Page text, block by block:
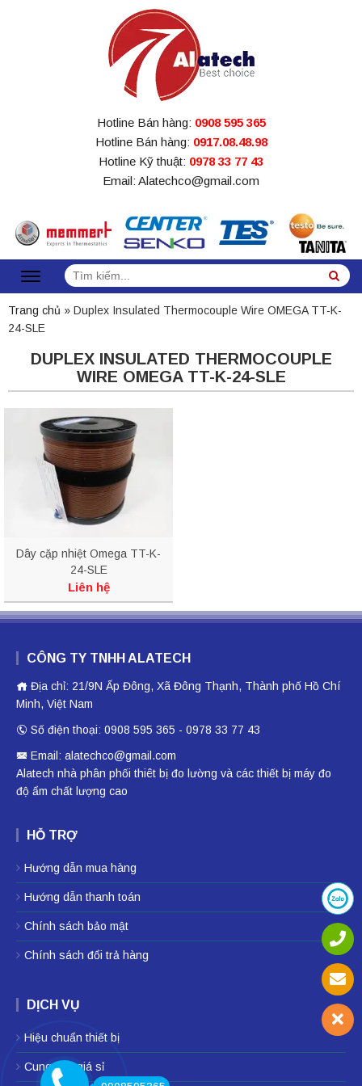
Hotline Bán hàng: 0908 595 365
Hotline Bán hàng: 0917.08.48.98
Hotline Kỹ thuật: 0978 33 77 43
Email: Alatechco@gmail.com
Tìm
kiếm:
Trang chủ » Duplex Insulated Thermocouple Wire OMEGA TT-K-
24-SLE
DUPLEX INSULATED THERMOCOUPLE
WIRE OMEGA TT-K-24-SLE
Dây cặp nhiệt Omega TT-K-
24-SLE
Liên hệ
CÔNG TY TNHH ALATECH
Địa chỉ: 21/9N Ấp Đông, Xã Đông Thạnh, Thành phố Hồ Chí
Minh, Việt Nam
Số điện thoại: 0908 595 365 - 0978 33 77 43
Email: alatechco@gmail.com
Alatech nhà phân phối thiêt bị đo lường và các thiết bị máy đo
độ ẩm chất lượng cao
HỖ TRỢ
Hướng dẫn mua hàng
Hướng dẫn thanh toán
Chính sách bảo mật
Chính sách đổi trả hàng
DỊCH VỤ
Hiệu chuẩn thiết bị
Cung cấp giá sỉ